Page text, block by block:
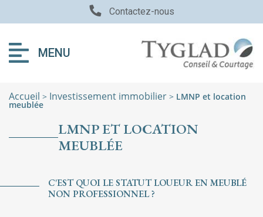
Contactez-nous
MENU
Accueil > Investissement immobilier > LMNP et location
meublée
LMNP ET LOCATION
MEUBLÉE
C'EST QUOI LE STATUT LOUEUR EN MEUBLÉ
NON PROFESSIONNEL ?